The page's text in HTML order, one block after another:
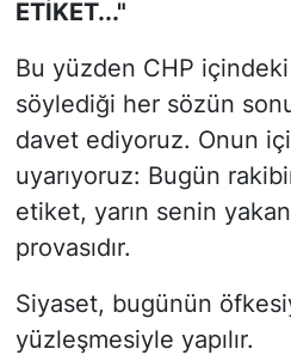
ETİKET..."
Bu yüzden CHP
söylediği her sözün
davet ediyoruz. Onun
uyarıyoruz: Bugün
etiket, yarın senin
provasıdır.
Siyaset, bugünün
yüzleşmesiyle yapılır.